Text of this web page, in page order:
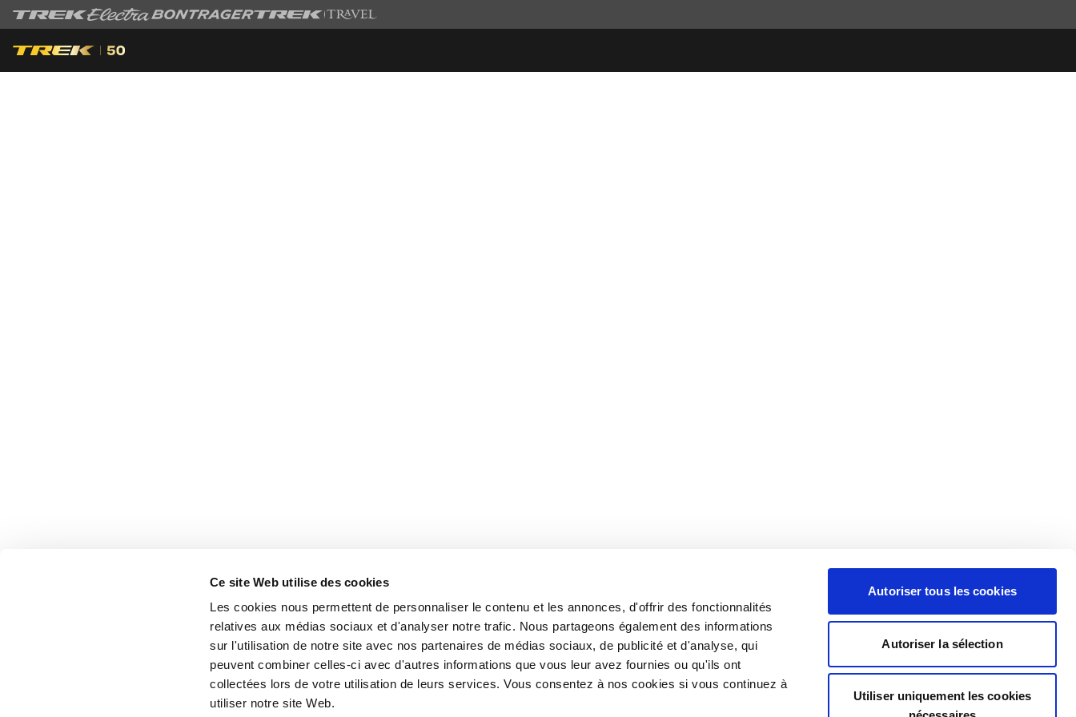
Ce site Web utilise des cookies
Les cookies nous permettent de personnaliser le contenu et les annonces, d'offrir des fonctionnalités
relatives aux médias sociaux et d'analyser notre trafic. Nous partageons également des informations
sur l'utilisation de notre site avec nos partenaires de médias sociaux, de publicité et d'analyse, qui
peuvent combiner celles-ci avec d'autres informations que vous leur avez fournies ou qu'ils ont
collectées lors de votre utilisation de leurs services. Vous consentez à nos cookies si vous continuez à
utiliser notre site Web.
Autoriser tous les cookies
Autoriser la sélection
Utiliser uniquement les cookies